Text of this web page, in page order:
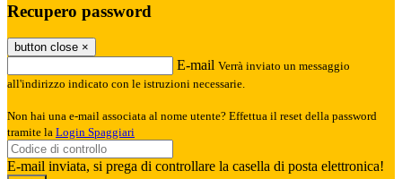
Recupero password
button close ×
E-mail Verrà inviato un messaggio
all'indirizzo indicato con le istruzioni necessarie.
Non hai una e-mail associata al nome utente? Effettua il reset della password
tramite la Login Spaggiari
E-mail inviata, si prega di controllare la casella di posta elettronica!